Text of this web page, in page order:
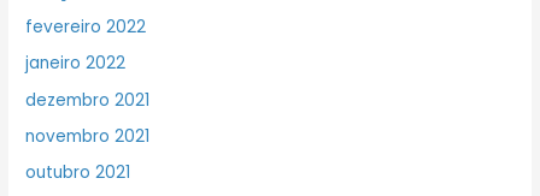
fevereiro 2022
janeiro 2022
dezembro 2021
novembro 2021
outubro 2021